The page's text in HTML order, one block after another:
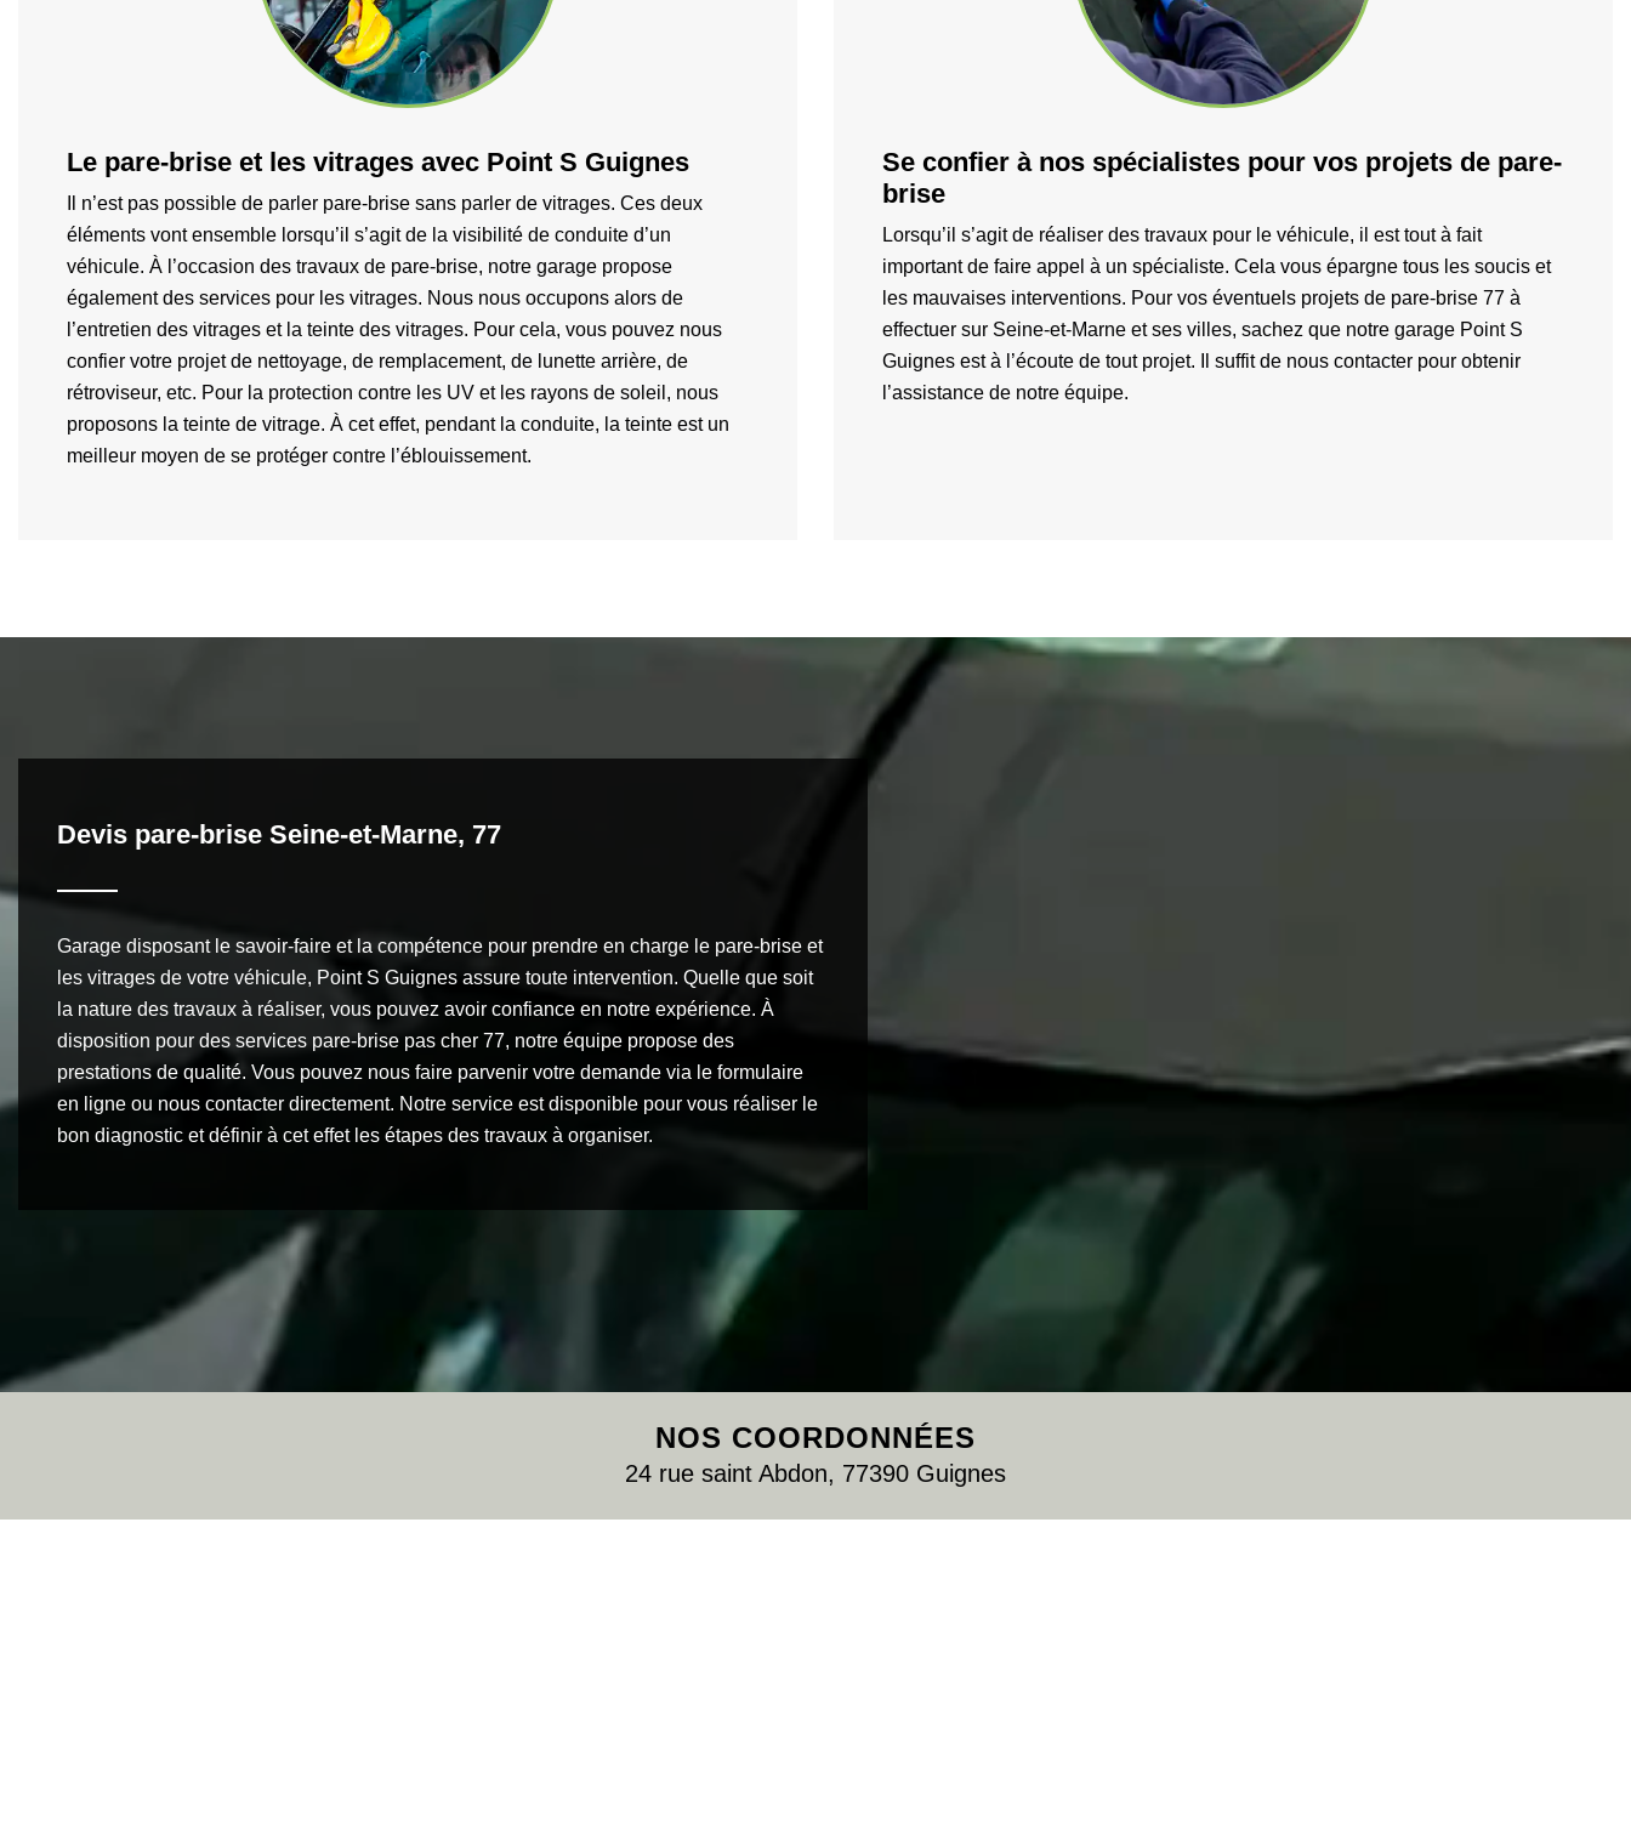
Le pare-brise et les vitrages avec Point S Guignes
Il n’est pas possible de parler pare-brise sans parler de vitrages. Ces deux
éléments vont ensemble lorsqu’il s’agit de la visibilité de conduite d’un
véhicule. À l’occasion des travaux de pare-brise, notre garage propose
également des services pour les vitrages. Nous nous occupons alors de
l’entretien des vitrages et la teinte des vitrages. Pour cela, vous pouvez nous
confier votre projet de nettoyage, de remplacement, de lunette arrière, de
rétroviseur, etc. Pour la protection contre les UV et les rayons de soleil, nous
proposons la teinte de vitrage. À cet effet, pendant la conduite, la teinte est un
meilleur moyen de se protéger contre l’éblouissement.
Se confier à nos spécialistes pour vos projets de pare-
brise
Lorsqu’il s’agit de réaliser des travaux pour le véhicule, il est tout à fait
important de faire appel à un spécialiste. Cela vous épargne tous les soucis et
les mauvaises interventions. Pour vos éventuels projets de pare-brise 77 à
effectuer sur Seine-et-Marne et ses villes, sachez que notre garage Point S
Guignes est à l’écoute de tout projet. Il suffit de nous contacter pour obtenir
l’assistance de notre équipe.
Devis pare-brise Seine-et-Marne, 77
Garage disposant le savoir-faire et la compétence pour prendre en charge le pare-brise et
les vitrages de votre véhicule, Point S Guignes assure toute intervention. Quelle que soit
la nature des travaux à réaliser, vous pouvez avoir confiance en notre expérience. À
disposition pour des services pare-brise pas cher 77, notre équipe propose des
prestations de qualité. Vous pouvez nous faire parvenir votre demande via le formulaire
en ligne ou nous contacter directement. Notre service est disponible pour vous réaliser le
bon diagnostic et définir à cet effet les étapes des travaux à organiser.
NOS COORDONNÉES
24 rue saint Abdon, 77390 Guignes